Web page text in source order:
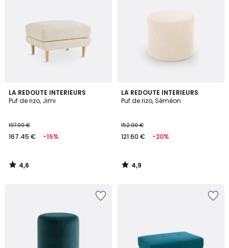
LA REDOUTE INTERIEURS
Puf de rizo, Jimi
197.00 €
167.45 € -15%
4,6
/ 5
4,6
/
LA REDOUTE INTERIEURS
Puf de rizo, Séméon
152.00 €
121.60 € -20%
4,9
/ 5
4,9
/